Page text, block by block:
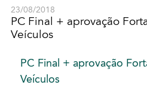
23/08/2018
PC Final + aprovação
Veículos
PC Final + aprovação
Veículos